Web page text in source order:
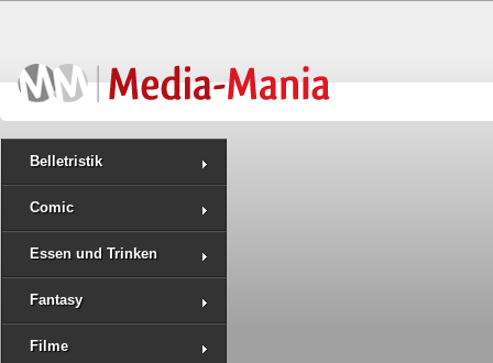
Belletristik
Comic
Essen und Trinken
Fantasy
Filme